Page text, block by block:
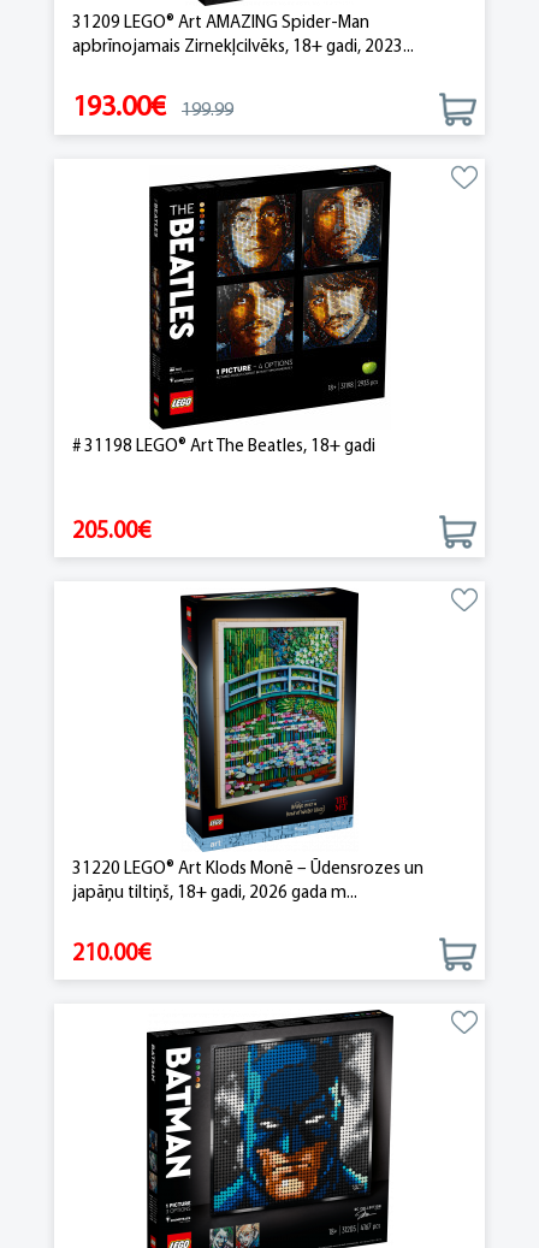
31209 LEGO® Art AMAZING Spider-Man
apbrīnojamais Zirnekļcilvēks, 18+ gadi, 2023...
193.00€ 199.99
# 31198 LEGO® Art The Beatles, 18+ gadi
205.00€
31220 LEGO® Art Klods Monē – Ūdensrozes un
japāņu tiltiņš, 18+ gadi, 2026 gada m...
210.00€